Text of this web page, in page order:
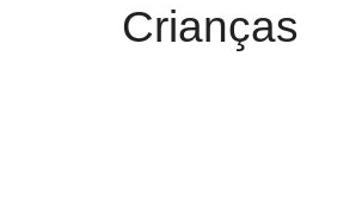
Crianças